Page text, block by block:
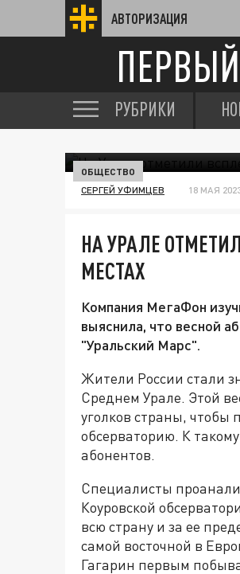
АВТОРИЗАЦИЯ
РУБРИКИ
ОБЩЕСТВО
СЕРГЕЙ УФИМЦЕВ 18 МАЯ
НА УРАЛЕ
МЕСТАХ
Компания МегаФон
выяснила, что весной
"Уральский Марс".
Жители России стали
Среднем Урале. Этой
уголков страны, чтобы
обсерваторию. К
абонентов.
Специалисты
Коуровской
всю страну и за ее
самой восточной в
Гагарин первым